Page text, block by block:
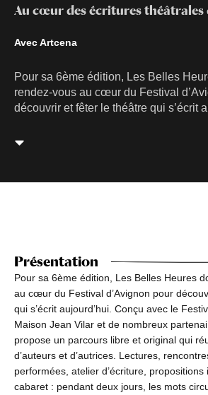
Au cœur des écritures théâtrales
Avec Artcena
Pour sa 6ème édition, Les Belles
rendez-vous au cœur du Festival
découvrir et fêter le théâtre qui s’écrit
Présentation
Pour sa 6ème édition, Les Belles Heures
au cœur du Festival d’Avignon pour
qui s’écrit aujourd’hui. Conçu avec le
Maison Jean Vilar et de nombreux
propose un parcours libre et original qui
d’auteurs et d’autrices. Lectures,
performées, atelier d’écriture,
cabaret : pendant deux jours, les mots